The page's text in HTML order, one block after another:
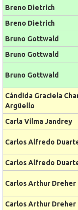
Breno Dietrich
Breno Dietrich
Bruno Gottwald
Bruno Gottwald
Bruno Gottwald
Cándida Graciela
Argüello
Carla Vilma Jandrey
Carlos Alfredo
Carlos Alfredo
Carlos Arthur Dreher
Carlos Arthur Dreher